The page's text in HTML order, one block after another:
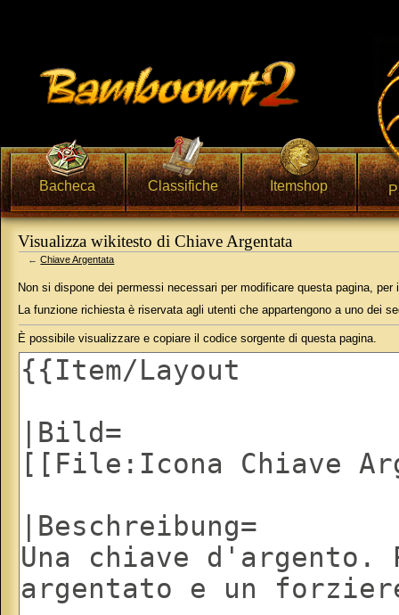
Bacheca Classifiche Itemshop
Visualizza wikitesto di Chiave Argentata
←Chiave Argentata
Non si dispone dei permessi necessari per modificare questa pagina, per
La funzione richiesta è riservata agli utenti che appartengono a uno dei
È possibile visualizzare e copiare il codice sorgente di questa pagina.